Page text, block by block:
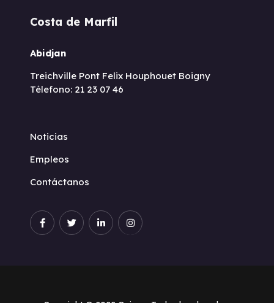
Costa de Marfil
Abidjan
Treichville Pont Felix Houphouet Boigny
Télefono: 21 23 07 46
Noticias
Empleos
Contáctanos